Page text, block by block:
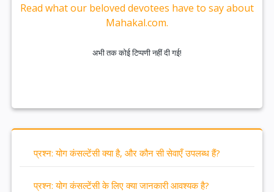
Read what our beloved devotees have to say about
Mahakal.com.
अभी तक कोई टिप्पणी नहीं दी गई!
प्रश्न: योग कंसल्टेंसी क्या है, और कौन सी सेवाएँ उपलब्ध हैं?
प्रश्न: योग कंसल्टेंसी के लिए क्या जानकारी आवश्यक है?